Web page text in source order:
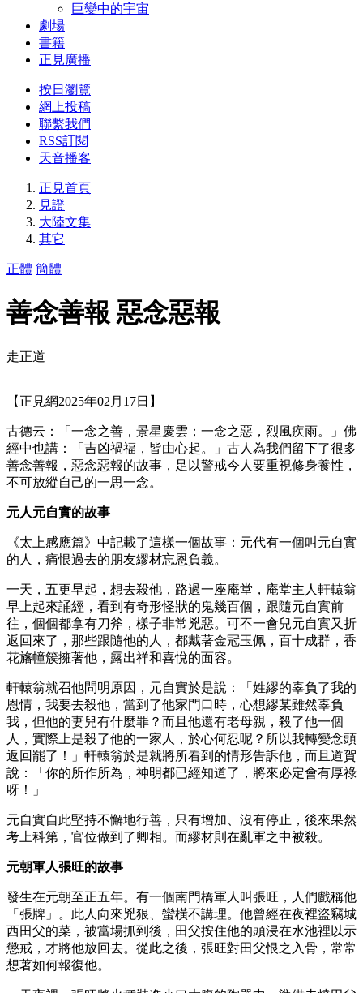
巨變中的宇宙
劇場
書籍
正見廣播
按日瀏覽
網上投稿
聯繫我們
RSS訂閱
天音播客
正見首頁
見證
大陸文集
其它
正體 簡體
善念善報 惡念惡報
走正道
【正見網2025年02月17日】
古德云：「一念之善，景星慶雲；一念之惡，烈風疾雨。」佛
經中也講：「吉凶禍福，皆由心起。」古人為我們留下了很多
善念善報，惡念惡報的故事，足以警戒今人要重視修身養性，
不可放縱自己的一思一念。
元人元自實的故事
《太上感應篇》中記載了這樣一個故事：元代有一個叫元自實
的人，痛恨過去的朋友繆材忘恩負義。
一天，五更早起，想去殺他，路過一座庵堂，庵堂主人軒轅翁
早上起來誦經，看到有奇形怪狀的鬼幾百個，跟隨元自實前
往，個個都拿有刀斧，樣子非常兇惡。可不一會兒元自實又折
返回來了，那些跟隨他的人，都戴著金冠玉佩，百十成群，香
花旛幢簇擁著他，露出祥和喜悅的面容。
軒轅翁就召他問明原因，元自實於是說：「姓繆的辜負了我的
恩情，我要去殺他，當到了他家門口時，心想繆某雖然辜負
我，但他的妻兒有什麼罪？而且他還有老母親，殺了他一個
人，實際上是殺了他的一家人，於心何忍呢？所以我轉變念頭
返回罷了！」軒轅翁於是就將所看到的情形告訴他，而且道賀
說：「你的所作所為，神明都已經知道了，將來必定會有厚祿
呀！」
元自實自此堅持不懈地行善，只有增加、沒有停止，後來果然
考上科第，官位做到了卿相。而繆材則在亂軍之中被殺。
元朝軍人張旺的故事
發生在元朝至正五年。有一個南門橋軍人叫張旺，人們戲稱他
「張牌」。此人向來兇狠、蠻橫不講理。他曾經在夜裡盜竊城
西田父的菜，被當場抓到後，田父按住他的頭浸在水池裡以示
懲戒，才將他放回去。從此之後，張旺對田父恨之入骨，常常
想著如何報復他。